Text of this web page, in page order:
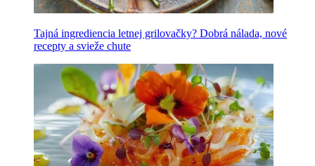
Tajná ingrediencia letnej grilovačky? Dobrá nálada, nové
recepty a svieže chute